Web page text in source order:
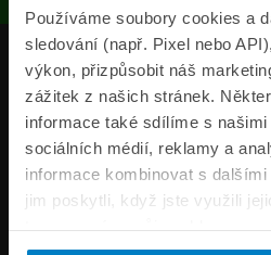
Používáme soubory cookies a
sledování (např. Pixel nebo
výkon, přizpůsobit náš
zážitek z našich stránek.
informace také sdílíme s
sociálních médií, reklamy a
informace kombinovat s
jim poskytli, když jste využili
tomu prosím svůj souhlas.
Produkty
Pojišťovny
Informace
ePojisteni.cz
Formuláře